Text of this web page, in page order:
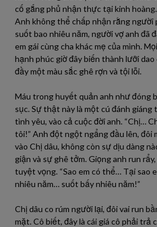
cố gắng phủ nhận thực tại kinh
Anh không thể chấp nhận rằng người
suốt bao nhiêu năm, người vợ anh đã
em gái cùng cha khác mẹ của mình.
hạnh phúc giờ đây biến thành lưỡi dao
đầy một màu sắc ghê rợn và tội lỗi.
Máu trong huyết quản anh như đóng
sục. Sự thật này là một cú đánh giáng
tình yêu, vào cả cuộc đời anh. “Chị…
tôi!” Anh đột ngột ngẩng đầu lên, đôi
vào Chị dâu, không còn sự dịu dàng
giận và sự ghê tởm. Giọng anh run
tuyệt vọng. “Sao em có thể… Tại sao
nhiêu năm… suốt bấy nhiêu năm!”
Chị dâu co rúm người lại, đôi vai run
mặt. Cô biết, đây là cái giá cô phải trả